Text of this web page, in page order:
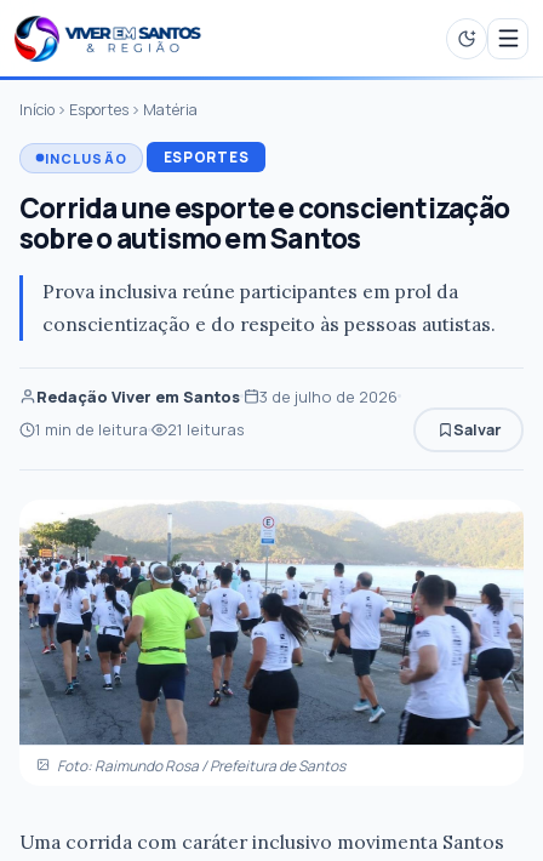
Início Esportes Matéria
INCLUSÃO ESPORTES
Corrida une esporte e conscientização
sobre o autismo em Santos
Prova inclusiva reúne participantes em prol da
conscientização e do respeito às pessoas autistas.
Redação Viver em Santos
3 de julho de 2026
1 min de leitura
21 leituras Salvar
Foto: Raimundo Rosa / Prefeitura de Santos
Uma corrida com caráter inclusivo movimenta Santos